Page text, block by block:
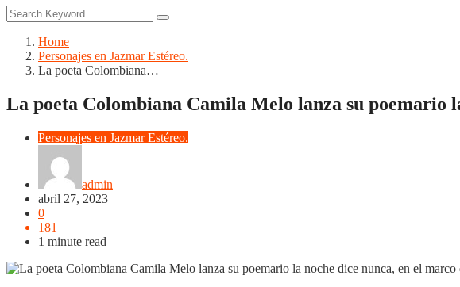
Home
Personajes en Jazmar Estéreo.
La poeta Colombiana…
La poeta Colombiana Camila Melo lanza su poemario
Personajes en Jazmar Estéreo.
admin
abril 27, 2023
0
181
1 minute read